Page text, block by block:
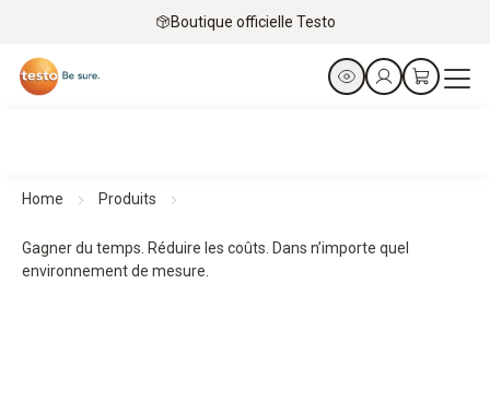
Boutique officielle Testo
Home Produits
Gagner du temps. Réduire les coûts. Dans n’importe quel
environnement de mesure.